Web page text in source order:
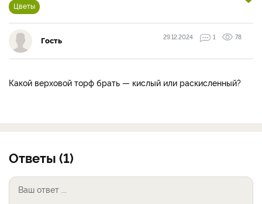
Цветы
Гость 29.12.2024 1 78
Какой верховой торф брать — кислый или раскисленный?
Ответы (1)